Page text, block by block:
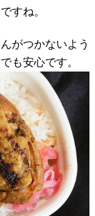
すね。
がつかないよう
も安心です。